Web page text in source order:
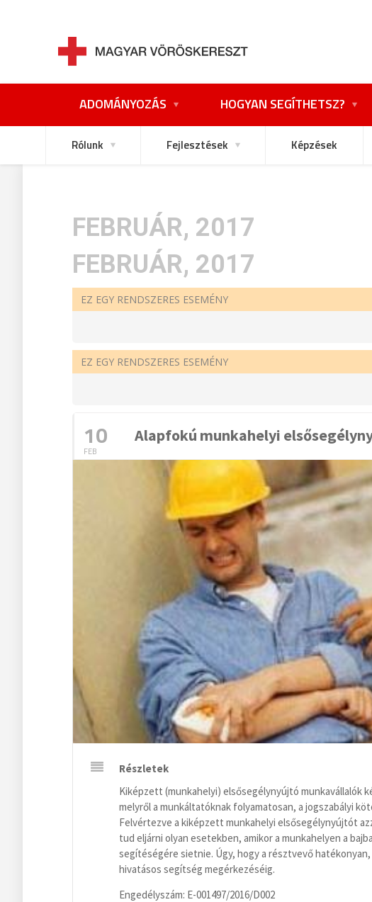
ADOMÁNYOZÁS HOGYAN SEGÍTHETSZ?
Rólunk Fejlesztések Képzések
FEBRUÁR, 2017
FEBRUÁR, 2017
EZ EGY RENDSZERES ESEMÉNY
EZ EGY RENDSZERES ESEMÉNY
10
FEB
Alapfokú munkahelyi
Részletek
Kiképzett (munkahelyi) elsősegélynyújtó munkavállalók
melyről a munkáltatóknak folyamatosan, a jogszabályi
Felvértezve a kiképzett munkahelyi elsősegélynyújtót
tud eljárni olyan esetekben, amikor a munkahelyen a
segítéségére sietnie. Úgy, hogy a résztvevő
hivatásos segítség megérkezéséig.
Engedélyszám: E-001497/2016/D002